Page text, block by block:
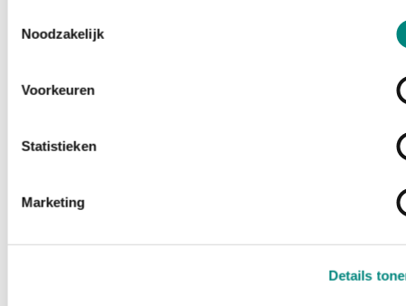
Noodzakelijk
Voorkeuren
Statistieken
Marketing
Details